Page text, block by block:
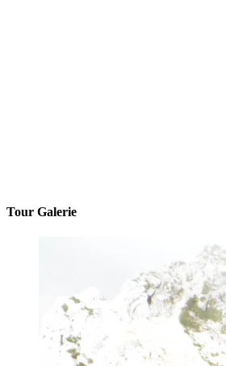
Tour Galerie